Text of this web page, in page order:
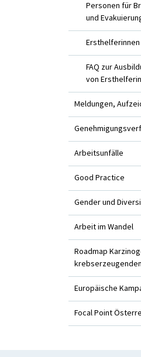
Personen für
und
FAQ zur
von
Meldungen,
Arbeitsunfälle
Good Practice
Gender und
Arbeit im Wandel
Roadmap
Europäische
Focal Point